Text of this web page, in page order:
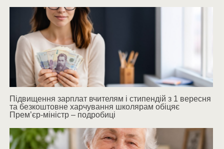
Підвищення зарплат вчителям і стипендій з 1 вересня
та безкоштовне харчування школярам обіцяє
Прем’єр-міністр – подробиці